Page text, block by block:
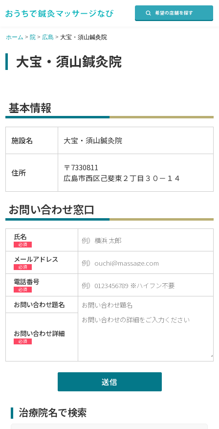
ホーム > 院> 広島 > 大宝・須山鍼灸院
大宝・須山鍼灸院
基本情報
施設名 大宝・須山鍼灸院
住所
〒7330811
広島市西区己斐東２丁目３０－１４
お問い合わせ窓口
氏名
必須
メールアドレス
必須
電話番号
必須
お問い合わせ題名
お問い合わせ詳細
必須
治療院名で検索